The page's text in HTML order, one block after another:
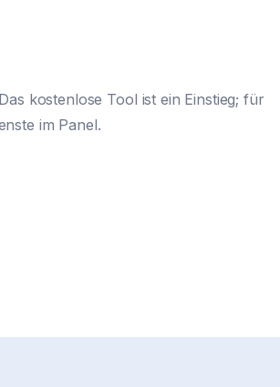
kostenlose Tool ist ein Einstieg; für
im Panel.